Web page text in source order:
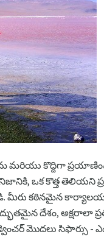
కొద్దిగా
కొత్త తెలియని
మీరు కఠినమైన
దేశం, అక్షరాలా
మొదలు సిఫార్సు -